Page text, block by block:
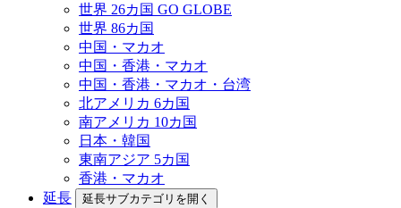
世界 26カ国 GO GLOBE
世界 86カ国
中国・マカオ
中国・香港・マカオ
中国・香港・マカオ・台湾
北アメリカ 6カ国
南アメリカ 10カ国
日本・韓国
東南アジア 5カ国
香港・マカオ
延長
延長サブカテゴリを開く